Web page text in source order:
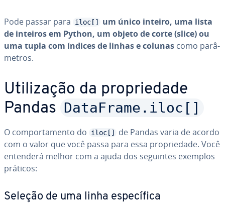
Pode passar para iloc[]
um único inteiro, uma lista
de inteiros em Python, um objeto de corte (slice) ou
uma tupla com índices de linhas e colunas como pa­râ­
me­tros.
Uti­li­za­ção da pro­pri­e­dade
Pandas DataFrame.iloc[]
O com­por­ta­mento do iloc[]
de Pandas varia de acordo
com o valor que você passa para essa pro­pri­e­dade. Você
entenderá melhor com a ajuda dos seguintes exemplos
práticos:
Seleção de uma linha es­pe­cí­fica